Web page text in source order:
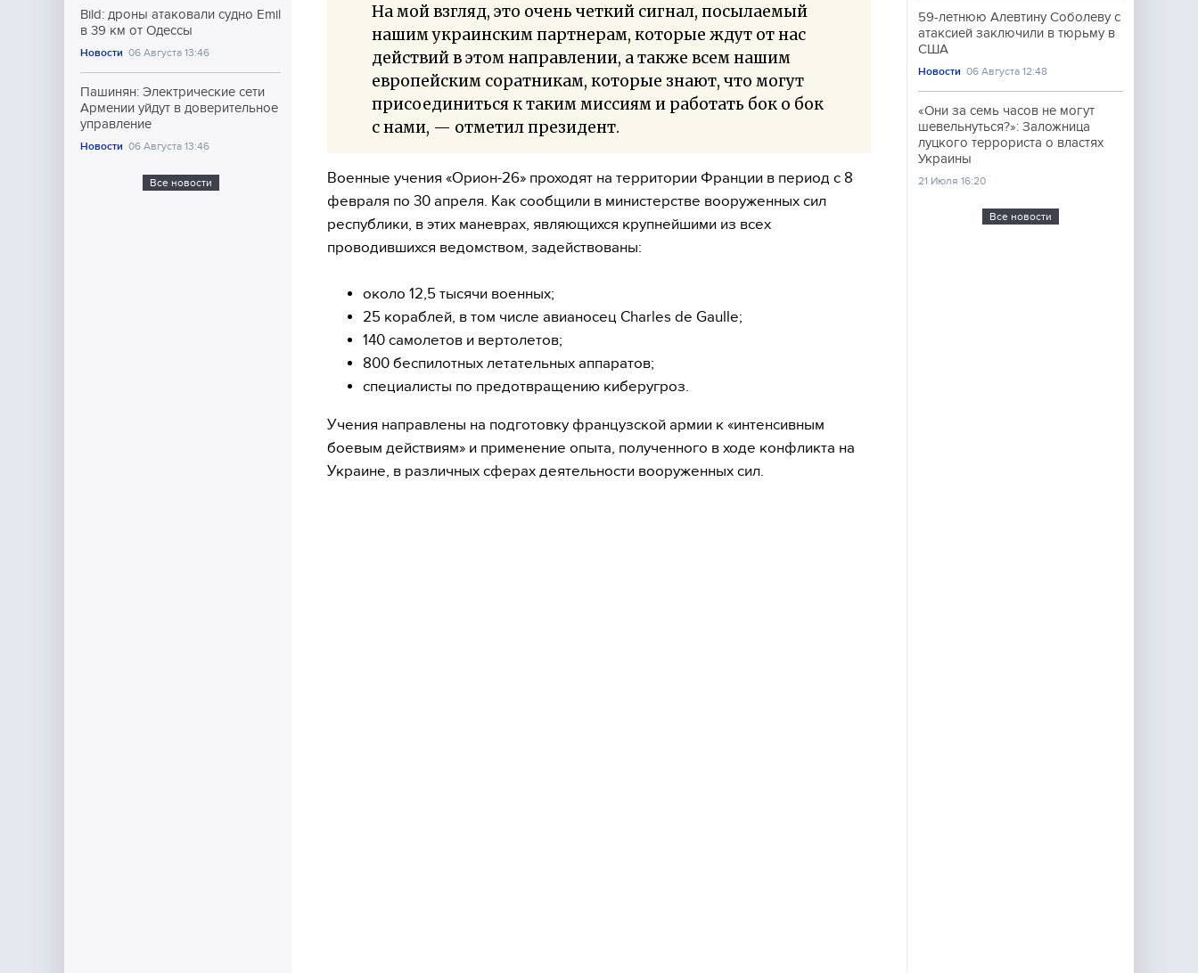
Bild: дроны атаковали судно Emil
в 39 км от Одессы
Новости 06 Августа 13:46
Пашинян: Электрические сети
Армении уйдут в доверительное
управление
Новости 06 Августа 13:46
Все новости
На мой взгляд, это очень четкий сигнал, посылаемый
нашим украинским партнерам, которые ждут от нас
действий в этом направлении, а также всем нашим
европейским соратникам, которые знают, что могут
присоединиться к таким миссиям и работать бок о бок
с нами, — отметил президент.
Военные учения «Орион-26» проходят на территории Франции в период с 8
февраля по 30 апреля. Как сообщили в министерстве вооруженных сил
республики, в этих маневрах, являющихся крупнейшими из всех
проводившихся ведомством, задействованы:
около 12,5 тысячи военных;
25 кораблей, в том числе авианосец Charles de Gaulle;
140 самолетов и вертолетов;
800 беспилотных летательных аппаратов;
специалисты по предотвращению киберугроз.
Учения направлены на подготовку французской армии к «интенсивным
боевым действиям» и применение опыта, полученного в ходе конфликта на
Украине, в различных сферах деятельности вооруженных сил.
59-летнюю Алевтину Соболеву с
атаксией заключили в тюрьму в
США
Новости 06 Августа 12:48
«Они за семь часов не могут
шевельнуться?»: Заложница
луцкого террориста о властях
Украины
21 Июля 16:20
Все новости